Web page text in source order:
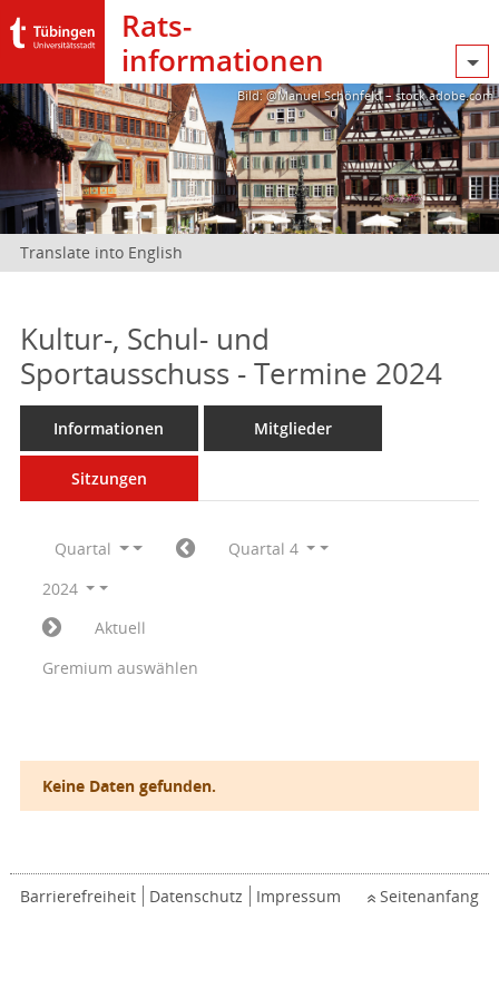
Rats­
informationen
Bild: @Manuel Schönfeld – stock.adobe.com
Translate into English
Kultur-, Schul- und
Sportausschuss - Termine 2024
Informationen Mitglieder
Sitzungen
Quartal
Quartal 4
2024
Aktuell
Gremium auswählen
Keine Daten gefunden.
Barrierefreiheit Datenschutz Impressum Seitenanfang